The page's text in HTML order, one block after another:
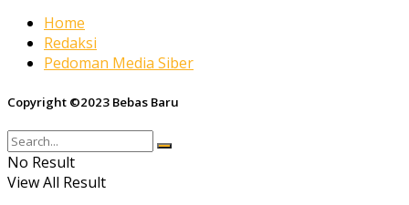
Home
Redaksi
Pedoman Media Siber
Copyright ©2023 Bebas Baru
No Result
View All Result